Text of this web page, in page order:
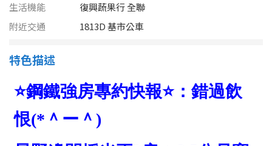
高雄市
澎湖縣
台東縣
花蓮縣
金門連江
80坪以上
樓層
不拘
1樓
生活機能
復興蔬果行 全聯
附近交通
1813D 基市公車
特色描述